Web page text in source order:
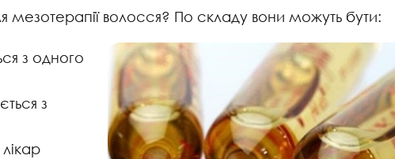
мезотерапії волосся? По складу вони можуть бути:
з одного
з